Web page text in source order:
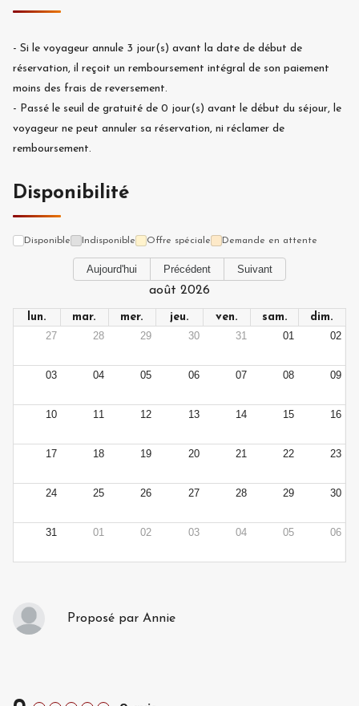
- Si le voyageur annule 3 jour(s) avant la date de début de
réservation, il reçoit un remboursement intégral de son paiement
moins des frais de reversement.
- Passé le seuil de gratuité de 0 jour(s) avant le début du séjour, le
voyageur ne peut annuler sa réservation, ni réclamer de
remboursement.
Disponibilité
Disponible Indisponible Offre spéciale Demande en attente
Aujourd'hui Précédent Suivant
août 2026
lun. mar. mer. jeu. ven. sam.
dim.
27
28 29 30 31 01 02
03 04 05 06 07 08 09
10 11 12 13 14 15 16
17 18 19 20 21 22 23
24 25 26 27 28 29 30
31 01 02 03 04 05 06
Proposé par Annie